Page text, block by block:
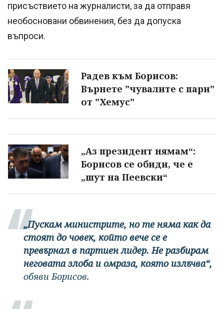
присъствието на журналисти, за да отправя
необосновани обвинения, без да допуска
въпроси.
Радев към Борисов:
Върнете "чувалите с пари"
от "Хемус"
„Аз президент нямам“:
Борисов се обиди, че е
„шут на Пеевски“
„Пускам министрите, но те няма как да
стоят до човек, който вече се е
превърнал в партиен лидер. Не разбирам
неговата злоба и омраза, която излъчва“,
обяви Борисов.